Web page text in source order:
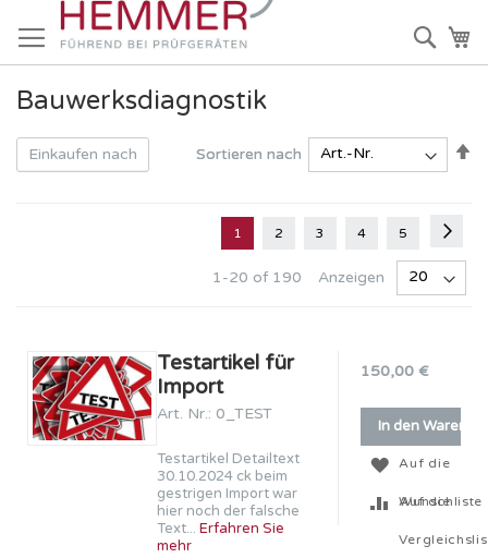
zum
Inhalt
Bauwerksdiagnostik
Sortieren nach
Sie
1 Seite
2 Seite
3 Seite
4 Seite
5
Anzeigen
1-20 of 190
Testartikel für
Import
Art. Nr.: 0_TEST
Testartikel Detailtext
30.10.2024 ck beim
gestrigen Import war
hier noch der falsche
Text... Erfahren Sie
mehr
150,00 €
In den
Auf die
Wunschliste
Auf die
Sortieren nach
Einkaufen nach